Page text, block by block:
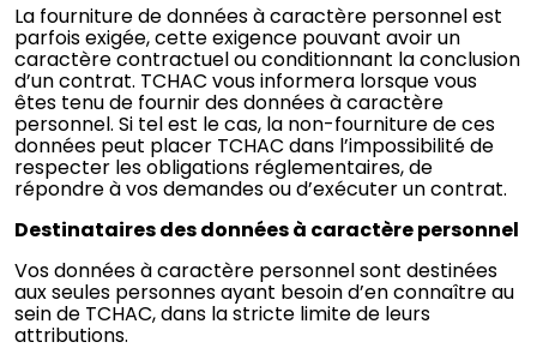
La fourniture de données à caractère personnel est
parfois exigée, cette exigence pouvant avoir un
caractère contractuel ou conditionnant la conclusion
d’un contrat. TCHAC vous informera lorsque vous
êtes tenu de fournir des données à caractère
personnel. Si tel est le cas, la non-fourniture de ces
données peut placer TCHAC dans l’impossibilité de
respecter les obligations réglementaires, de
répondre à vos demandes ou d’exécuter un contrat.
Destinataires des données à caractère personnel
Vos données à caractère personnel sont destinées
aux seules personnes ayant besoin d’en connaître au
sein de TCHAC, dans la stricte limite de leurs
attributions.